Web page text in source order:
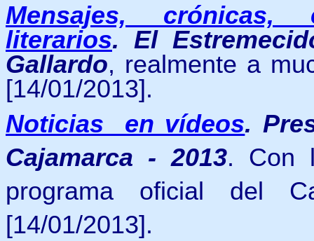
Mensajes, crónicas,
literarios. El
Gallardo, realmente a
[14/01/2013].
Noticias en vídeos.
Cajamarca - 2013. Con
programa oficial del
[14/01/2013].